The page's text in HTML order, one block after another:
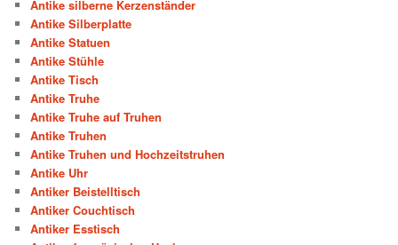
Antike silberne Kerzenständer
Antike Silberplatte
Antike Statuen
Antike Stühle
Antike Tisch
Antike Truhe
Antike Truhe auf Truhen
Antike Truhen
Antike Truhen und Hochzeitstruhen
Antike Uhr
Antiker Beistelltisch
Antiker Couchtisch
Antiker Esstisch